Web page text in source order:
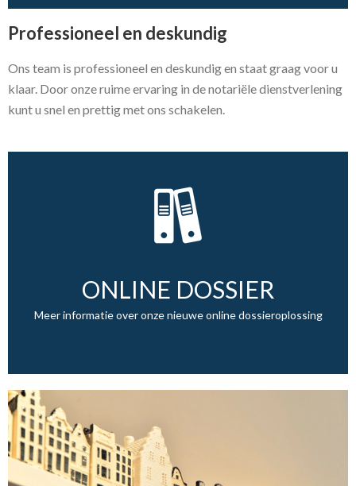
Professioneel en deskundig
Ons team is professioneel en deskundig en staat graag voor u
klaar. Door onze ruime ervaring in de notariële dienstverlening
kunt u snel en prettig met ons schakelen.
ONLINE DOSSIER
Meer informatie over onze nieuwe online dossieroplossing